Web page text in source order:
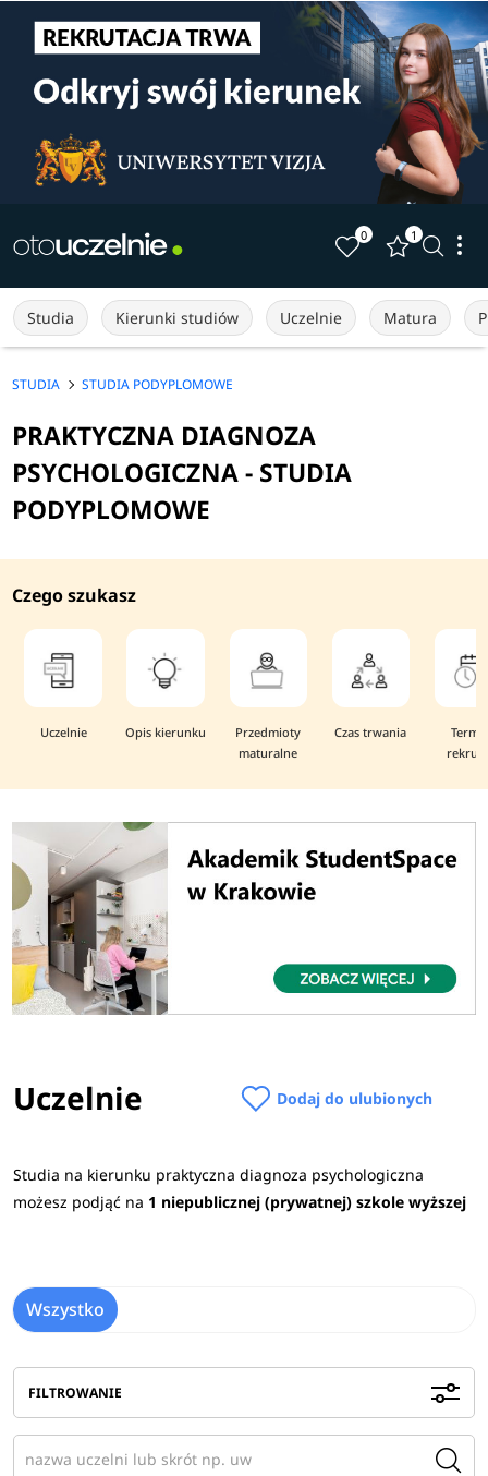
0 1
Studia Kierunki studiów Uczelnie Matura
STUDIA STUDIA PODYPLOMOWE
PRAKTYCZNA DIAGNOZA
PSYCHOLOGICZNA - STUDIA
PODYPLOMOWE
Czego szukasz
Uczelnie Opis kierunku
Przedmioty
maturalne
Czas trwania
Uczelnie Dodaj do ulubionych
Studia na kierunku praktyczna diagnoza psychologiczna
możesz podjąć na 1 niepublicznej (prywatnej) szkole wyższej
Wszystko
FILTROWANIE